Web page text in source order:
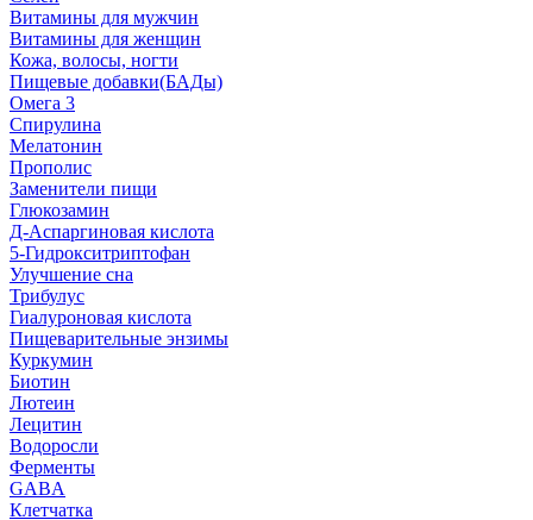
Витамины для мужчин
Витамины для женщин
Кожа, волосы, ногти
Пищевые добавки(БАДы)
Омега 3
Спирулина
Мелатонин
Прополис
Заменители пищи
Глюкозамин
Д-Аспаргиновая кислота
5-Гидрокситриптофан
Улучшение сна
Трибулус
Гиалуроновая кислота
Пищеварительные энзимы
Куркумин
Биотин
Лютеин
Лецитин
Водоросли
Ферменты
GABA
Клетчатка